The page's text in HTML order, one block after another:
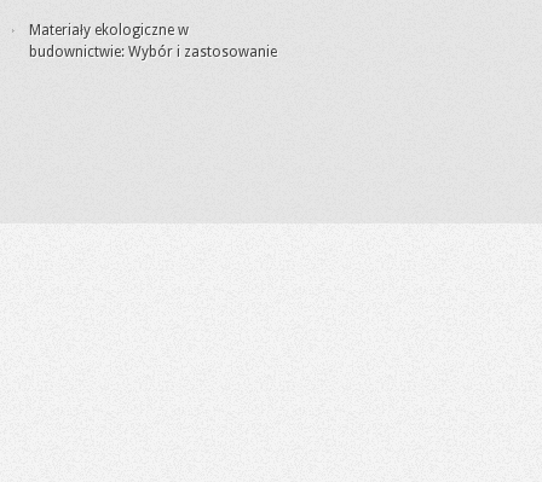
Materiały ekologiczne w
budownictwie: Wybór i zastosowanie